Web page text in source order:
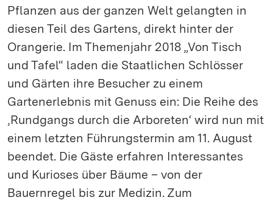
Pflanzen aus der ganzen Welt gelangten in
diesen Teil des Gartens, direkt hinter der
Orangerie. Im Themenjahr 2018 „Von Tisch
und Tafel“ laden die Staatlichen Schlösser
und Gärten ihre Besucher zu einem
Gartenerlebnis mit Genuss ein: Die Reihe des
‚Rundgangs durch die Arboreten‘ wird nun mit
einem letzten Führungstermin am 11. August
beendet. Die Gäste erfahren Interessantes
und Kurioses über Bäume – von der
Bauernregel bis zur Medizin. Zum